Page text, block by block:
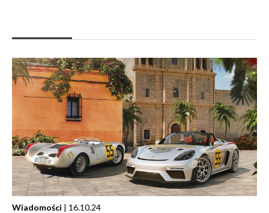
Wiadomości | 16.10.24